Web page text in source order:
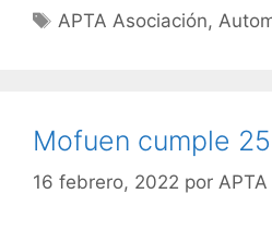
APTA Asociación,
Mofuen cumple
16 febrero, 2022 por APTA